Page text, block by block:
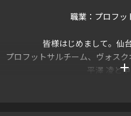
職業：プロフ
皆様はじめまして。仙
プロフットサルチーム、ヴォス
平澤 凌と申
add